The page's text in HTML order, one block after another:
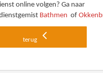
online volgen? Ga naar
Bathmen of
terug